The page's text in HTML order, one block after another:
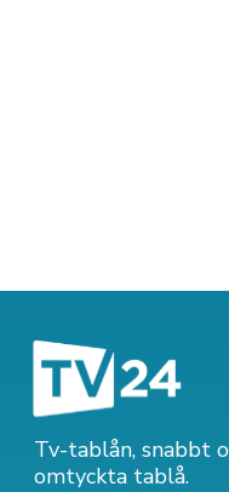
Tv-tablån, snabbt
omtyckta tablå.